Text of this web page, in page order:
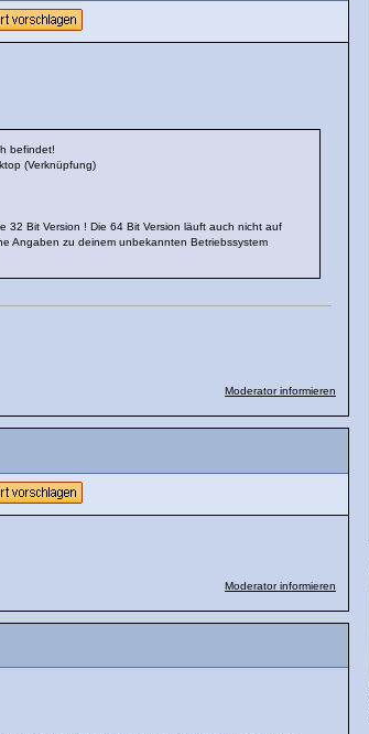
befindet!
(Verknüpfung)
32 Bit Version ! Die 64 Bit Version läuft auch nicht auf
Angaben zu deinem unbekannten Betriebssystem
Moderator informieren
Moderator informieren